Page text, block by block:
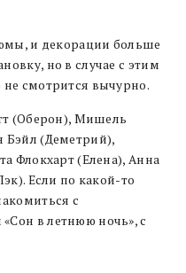
и декорации больше
но в случае с этим
смотрится вычурно.
(Оберон), Мишель
(Деметрий),
Флокхарт (Елена), Анна
Если по какой-то
с
в летнюю ночь», с